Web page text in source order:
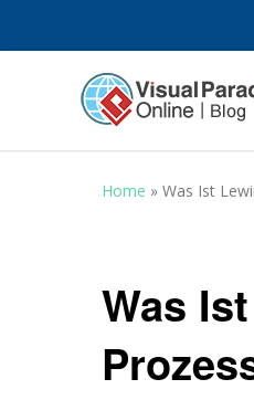
Home » Was Ist
Was